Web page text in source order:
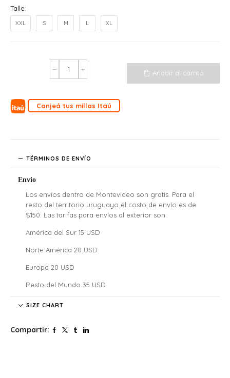
Talle:
XXL S M L XL
Añadir al carrito
Canjeá tus millas Itaú
TÉRMINOS DE ENVÍO
Envio
Los envíos dentro de Montevideo son gratis. Para el
resto del territorio uruguayo el costo de envío es de
$150. Las tarifas para envíos al exterior son:
América del Sur 15 USD
Norte América 20 USD
Europa 20 USD
Resto del Mundo 35 USD
Denali no se hace responsable por las regulaciones
responsables por los costos y atrasos que estos puedan
SIZE CHART
Compartir: